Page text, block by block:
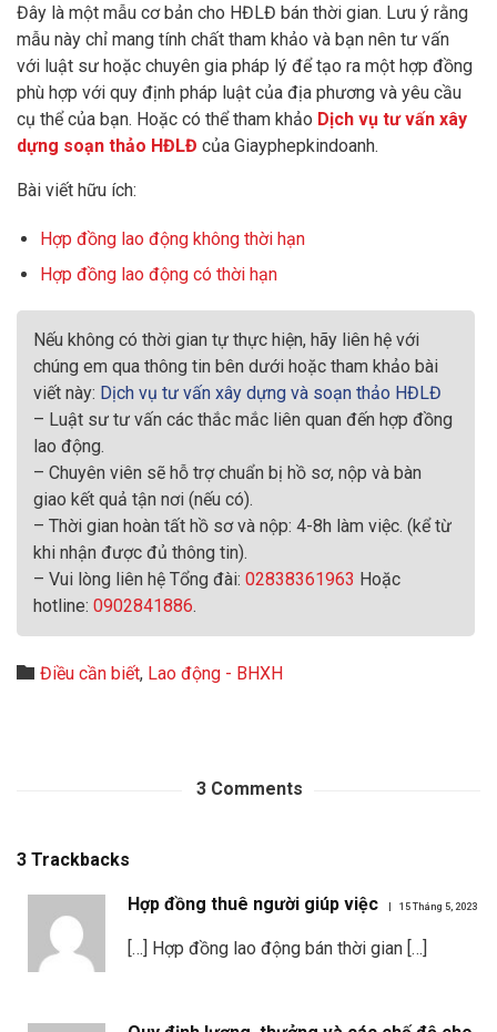
Đây là một mẫu cơ bản cho HĐLĐ bán thời gian. Lưu ý rằng
mẫu này chỉ mang tính chất tham khảo và bạn nên tư vấn
với luật sư hoặc chuyên gia pháp lý để tạo ra một hợp đồng
phù hợp với quy định pháp luật của địa phương và yêu cầu
cụ thể của bạn. Hoặc có thể tham khảo Dịch vụ tư vấn xây
dựng soạn thảo HĐLĐ của Giayphepkindoanh.
Bài viết hữu ích:
Hợp đồng lao động không thời hạn
Hợp đồng lao động có thời hạn
Nếu không có thời gian tự thực hiện, hãy liên hệ với
chúng em qua thông tin bên dưới hoặc tham khảo bài
viết này: Dịch vụ tư vấn xây dựng và soạn thảo HĐLĐ
– Luật sư tư vấn các thắc mắc liên quan đến hợp đồng
lao động.
– Chuyên viên sẽ hỗ trợ chuẩn bị hồ sơ, nộp và bàn
giao kết quả tận nơi (nếu có).
– Thời gian hoàn tất hồ sơ và nộp: 4-8h làm việc. (kể từ
khi nhận được đủ thông tin).
– Vui lòng liên hệ Tổng đài: 02838361963 Hoặc
hotline: 0902841886.
 Category
Điều cần biết, Lao động - BHXH
3 Comments
3 Trackbacks
Hợp đồng thuê người giúp việc 15 Tháng 5, 2023
[…] Hợp đồng lao động bán thời gian […]